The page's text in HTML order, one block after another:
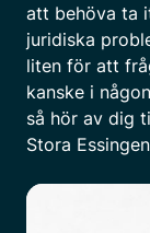
att behöva ta
juridiska
liten för att
kanske i
så hör av dig
Stora